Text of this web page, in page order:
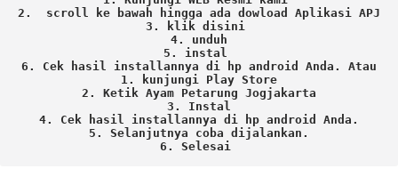
2.  scroll ke bawah hingga ada dowload Aplikasi APJ
3. klik disini
4. unduh
5. instal
6. Cek hasil installannya di hp android Anda. Atau
1. kunjungi Play Store
2. Ketik Ayam Petarung Jogjakarta
3. Instal
4. Cek hasil installannya di hp android Anda.
5. Selanjutnya coba dijalankan.
6. Selesai